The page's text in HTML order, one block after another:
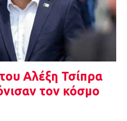
Αλέξη Τσίπρα
τον κόσμο